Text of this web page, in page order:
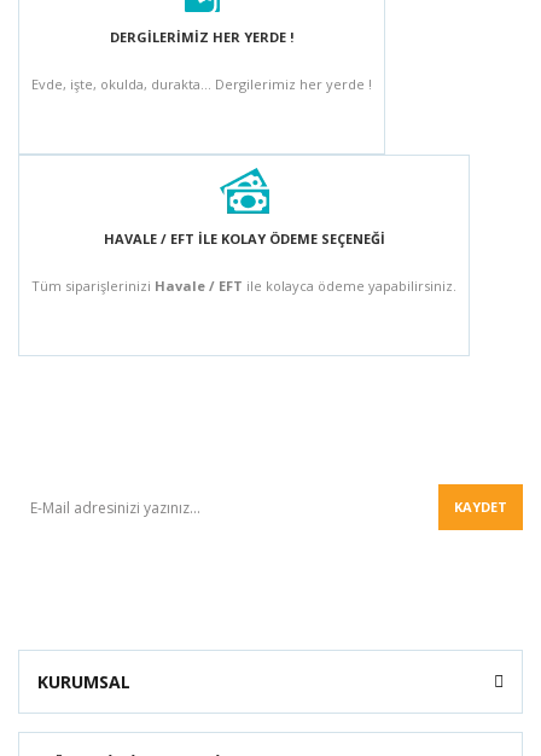
DERGİLERİMİZ HER YERDE !
Evde, işte, okulda, durakta... Dergilerimiz her yerde !
HAVALE / EFT İLE KOLAY ÖDEME SEÇENEĞİ
Tüm siparişlerinizi Havale / EFT ile kolayca ödeme yapabilirsiniz.
KAYDET
KURUMSAL